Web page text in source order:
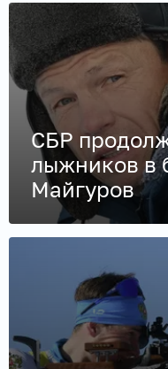
СБР
лыжников в
Майгуров